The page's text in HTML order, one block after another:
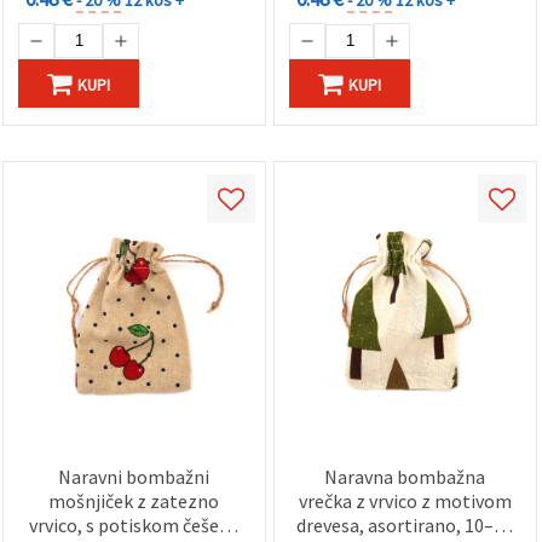
KUPI KUPI
Naravni bombažni
mošnjiček z zatezno
vrvico, s potiskom češenj,
Naravna bombažna
vrečka z vrvico z motivom
drevesa, asortirano, 10–12